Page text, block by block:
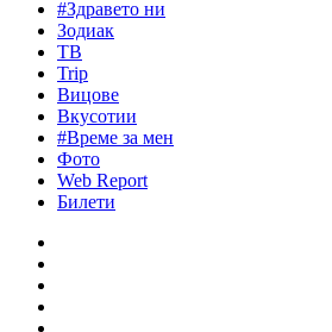
#Здравето ни
Зодиак
ТВ
Trip
Вицове
Вкусотии
#Време за мен
Фото
Web Report
Билети